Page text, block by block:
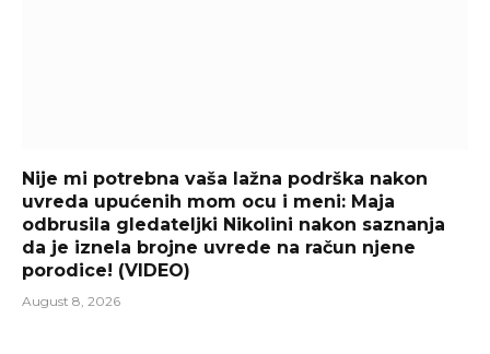
Nije mi potrebna vaša lažna podrška nakon
uvreda upućenih mom ocu i meni: Maja
odbrusila gledateljki Nikolini nakon saznanja
da je iznela brojne uvrede na račun njene
porodice! (VIDEO)
August 8, 2026